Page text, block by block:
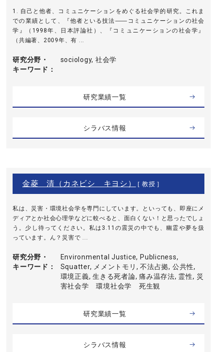
1. 自己と他者、コミュニケーションをめぐる社会学的研究。これま
での業績として、『他者といる技法――コミュニケーションの社会
学』（1998年、日本評論社）、『コミュニケーションの社会学』
（共編著、2009年、有 ...
研究分野・
キーワード
sociology, 社会学
研究業績一覧
シラバス情報
金菱 清（カネビシ キヨシ） [ 教授 ]
私は、災害・環境社会学を専門にしています。といっても、即座にメ
ディアとか社会心理学などに較べると、面白くない！と思ったでしょ
う。少し待ってください。私は3.11の震災の中でも、幽霊や夢を扱
っています。ん？災害で ...
研究分野・
キーワード
Environmental Justice, Publicness,
Squatter, メメントモリ, 不法占拠, 公共性,
環境正義, 生きる死者論, 痛み温存法, 霊性, 災
害社会学 環境社会学 死生観
研究業績一覧
シラバス情報